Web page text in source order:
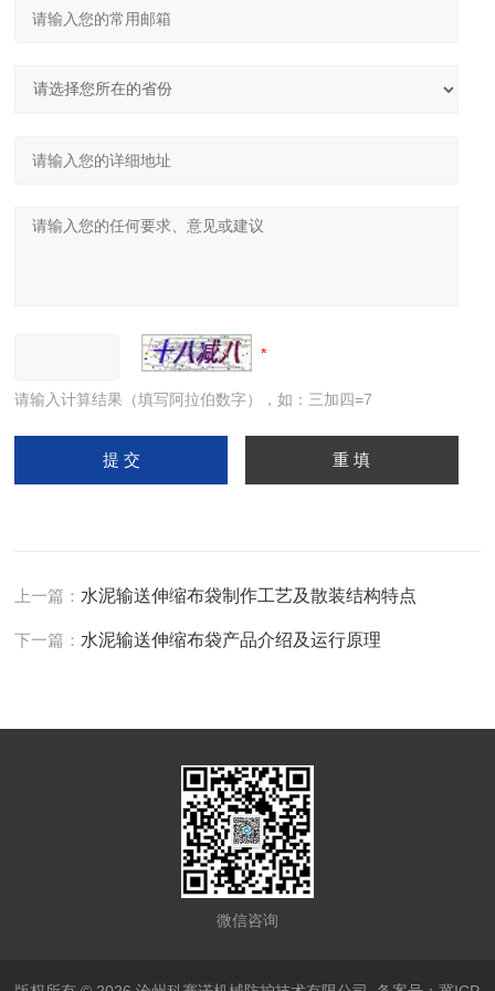
请输入计算结果（填写阿拉伯数字），如：三加四=7
上一篇： 水泥输送伸缩布袋制作工艺及散装结构特点
下一篇： 水泥输送伸缩布袋产品介绍及运行原理
微信咨询